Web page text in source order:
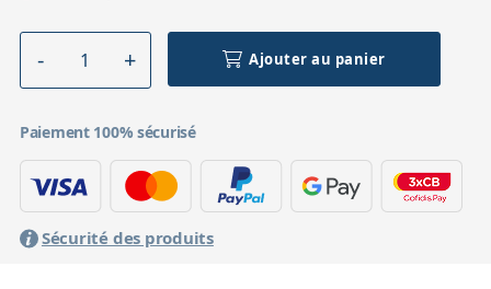
Ajouter au panier
Paiement 100% sécurisé
Sécurité des produits